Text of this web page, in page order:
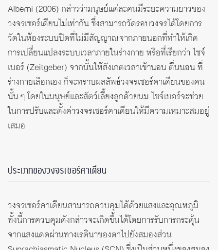
Alberni (2006) กล่าวว่ามนุษย์แต่ละคนมีระยะความยาวของ
วงจรเซอร์เดียนไม่เท่ากัน ซึ่งสามารถวัดรอบวงจรได้โดยการ
วัดในห้องระบบปิดที่ไม่มีสัญญาณจากภายนอกที่ทำให้เกิด
การเปลี่ยนแปลงระบบเวลาภายในร่างกาย หรือที่เรียกว่า ไซจ์
เบอร์ (Zeitgeber) จากนั้นให้สังเกตเวลาเข้านอน ตื่นนอน ที่
ร่างกายเลือกเอง ก็จะทราบผลลัพธ์วงจรเซอร์คาเดียนของคน
นั้น ๆ โดยในมนุษย์และสัตว์เลี้ยงลูกด้วยนม ไซจ์เบอร์จะช่วย
ในการปรับและตั้งค่าวงจรเซอร์คาเดียนให้มีความเหมาะสมอยู่
เสมอ
ประเภทของวงจรเซอร์คาเดียน
วงจรเซอร์คาเดียนสามารถควบคุมได้ด้วยแสงและอุณหภูมิ
ทั้งนี้การควบคุมดังกล่าวจะเกิดขึ้นได้โดยการรับการกระตุ้น
จากแสงแดดผ่านทางเรตินาของตาไปยังสมองส่วน